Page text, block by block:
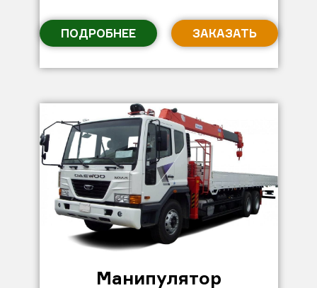
ПОДРОБНЕЕ ЗАКАЗАТЬ
Манипулятор